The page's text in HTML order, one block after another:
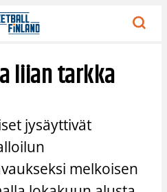
liian tarkka
jysäyttivät
melkoisen